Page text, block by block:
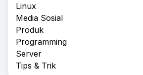
Linux
Media Sosial
Produk
Programming
Server
Tips & Trik